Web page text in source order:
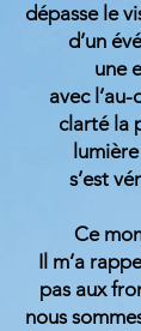
dépasse le
d’un
une
avec
clarté la
s’est
Ce
Il m’a
pas aux
nous